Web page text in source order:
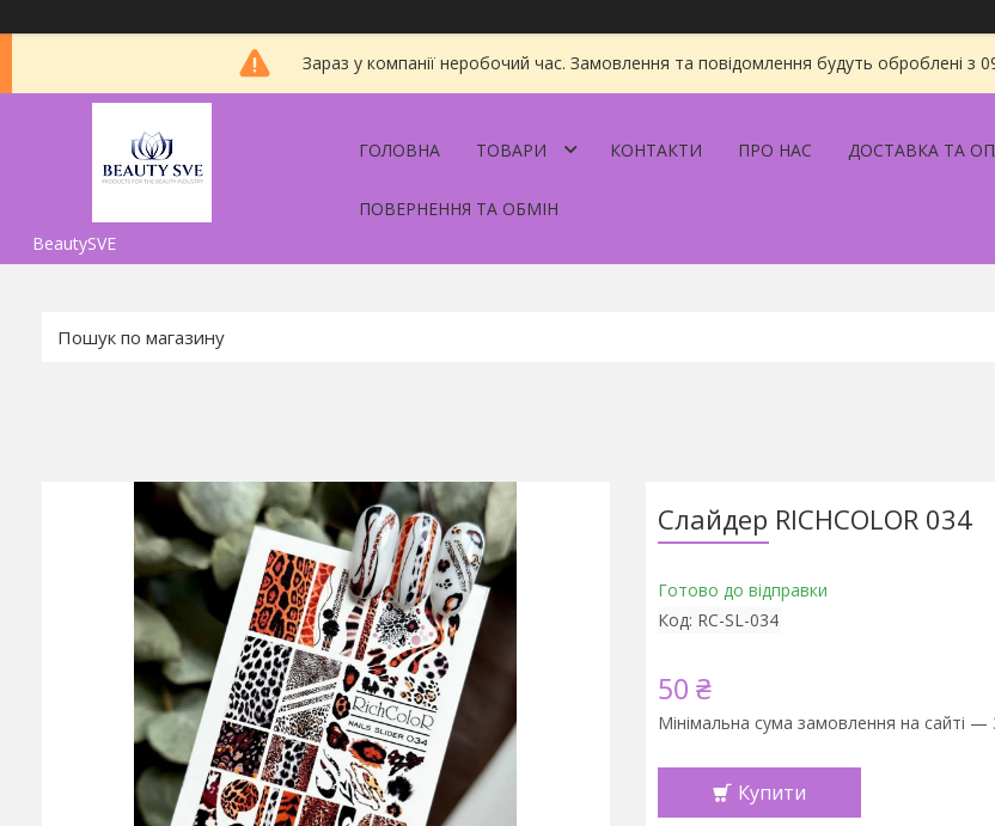
Зараз у компанії неробочий час. Замовлення та повідомлення будуть оброблені з
BeautySVE
ГОЛОВНА ТОВАРИ КОНТАКТИ ПРО НАС ДОСТАВКА ТА
ПОВЕРНЕННЯ ТА ОБМІН
Слайдер RICHCOLOR 034
Готово до відправки
Код: RC-SL-034
50 ₴
Мінімальна сума замовлення на сайті —
Купити